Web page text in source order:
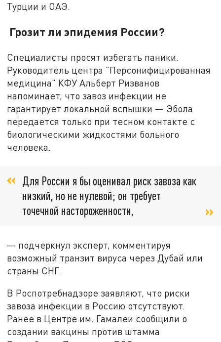
Турции и ОАЭ.
Грозит ли эпидемия России?
Специалисты просят избегать паники.
Руководитель центра "Персонифицированная
медицина" КФУ Альберт Ризванов
напоминает, что завоз инфекции не
гарантирует локальной вспышки — Эбола
передается только при тесном контакте с
биологическими жидкостями больного
человека.
Для России я бы оценивал риск завоза как
низкий, но не нулевой; он требует
точечной настороженности,
— подчеркнул эксперт, комментируя
возможный транзит вируса через Дубай или
страны СНГ.
В Роспотребнадзоре заявляют, что риски
завоза инфекции в Россию отсутствуют.
Ранее в Центре им. Гамалеи сообщили о
создании вакцины против штамма